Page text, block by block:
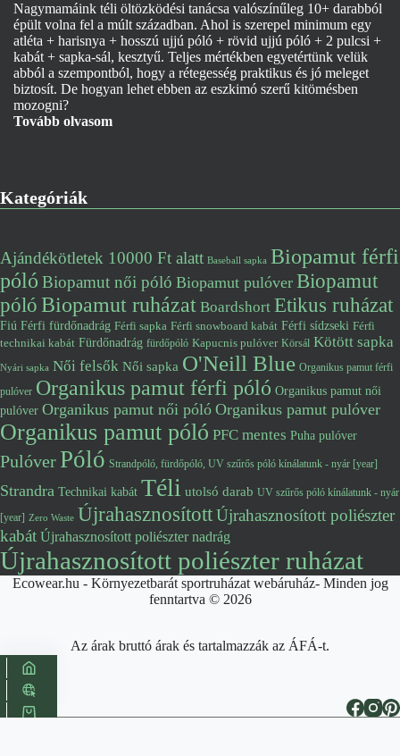
Nagymamáink téli öltözködési tanácsa valószínűleg 10+ darabból
épült volna fel a múlt században. Ahol is szerepel minimum egy
atléta + harisnya + hosszú ujjú póló + rövid ujjú póló + 2 pulcsi +
kabát + sapka-sál, kesztyű. Teljes mértékben egyetértünk velük
abból a szempontból, hogy a rétegesség praktikus és jó meleget
biztosít. De hogyan lehet ebben az eszkimó szerű kitömésben
mozogni?
Tovább olvasom
Kategóriák
Ajándékötletek 10000 Ft alatt Baseball sapka Biopamut férfi
póló Biopamut női póló Biopamut pulóver Biopamut
pólóBiopamut ruházat Boardshort Etikus ruházat
Fiú Férfi fürdőnadrág Férfi sapka Férfi snowboard kabát Férfi sídzseki Férfi
technikai kabát Fürdőnadrág fürdőpóló Kapucnis pulóver Körsál Kötött sapka
Nyári sapka Női felsők Női sapka O'Neill Blue Organikus pamut férfi
pulóver Organikus pamut férfi póló Organikus pamut női
pulóver Organikus pamut női póló Organikus pamut pulóver
Organikus pamut póló PFC mentes Puha pulóver
PulóverPóló Strandpóló, fürdőpóló, UV szűrős póló kínálatunk - nyár [year]
Strandra Technikai kabát Téli utolsó darab UV szűrős póló kínálatunk - nyár
[year] Zero Waste ÚjrahasznosítottÚjrahasznosított poliészter
kabát Újrahasznosított poliészter nadrág
Újrahasznosított poliészter ruházat
Ecowear.hu - Környezetbarát sportruházat webáruház- Minden jog
fenntartva © 2026
Az árak bruttó árak és tartalmazzák az ÁFÁ-t.